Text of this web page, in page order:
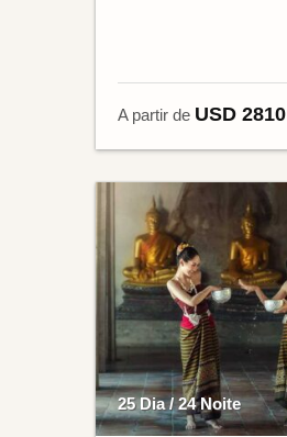
A partir de USD 2810
25 Dia / 24 Noite